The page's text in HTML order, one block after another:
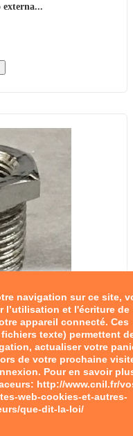
navigation sur ce site,
l’utilisation et l'écriture de
appareil connecté. Ces
texte) permettent
actualiser votre
de votre prochaine
Pour en savoir
http://www.cnil.fr/
web-cookies-et-autres-
que-dit-la-loi/
externa...